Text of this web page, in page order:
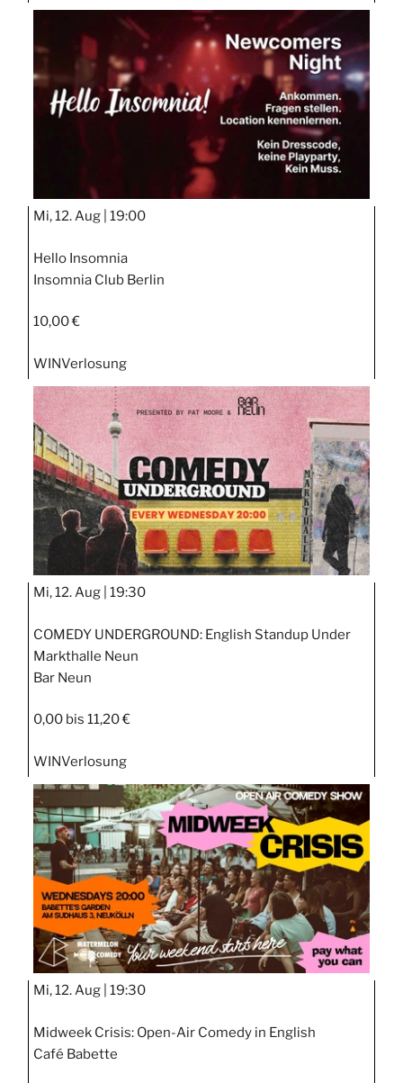
Mi, 12. Aug | 19:00
Hello Insomnia
Insomnia Club Berlin
10,00 €
WINVerlosung
Mi, 12. Aug | 19:30
COMEDY UNDERGROUND: English Standup Under
Markthalle Neun
Bar Neun
0,00 bis 11,20 €
WINVerlosung
Mi, 12. Aug | 19:30
Midweek Crisis: Open-Air Comedy in English
Café Babette